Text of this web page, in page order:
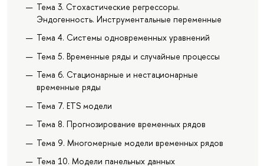
Тема 3. Стохастические регрессоры.
Эндогенность. Инструментальные переменные
Тема 4. Системы одновременных уравнений
Тема 5. Временные ряды и случайные процессы
Тема 6. Стационарные и нестационарные
временные ряды
Тема 7. ETS модели
Тема 8. Прогнозирование временных рядов
Тема 9. Многомерные модели временных рядов
Тема 10. Модели панельных данных